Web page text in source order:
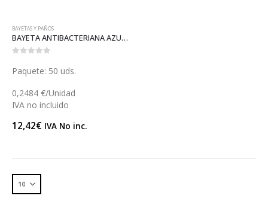
BAYETAS Y PAÑOS
BAYETA ANTIBACTERIANA AZUL (C039)
Paquete: 50 uds.
0,2484 €/Unidad
IVA no incluido
12,42€ IVA No inc.